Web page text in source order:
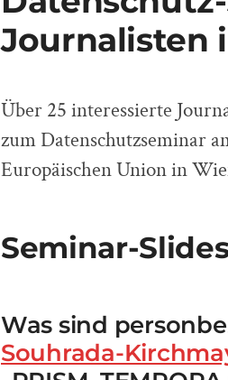
Journalisten
Über 25 interessierte
zum Datenschutzseminar
Europäischen Union in
Seminar-
Was sind
Souhrada-